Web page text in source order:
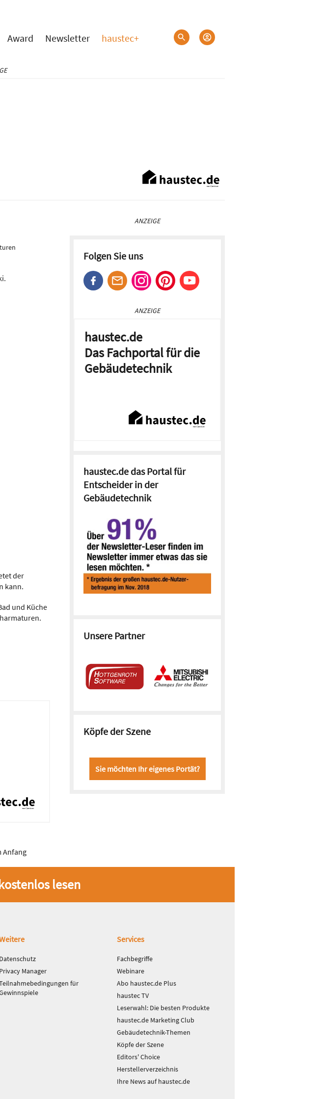
Award Newsletter haustec+
der
kann.
und Küche
ANZEIGE
Folgen Sie uns
ANZEIGE
haustec.de
Das Fachportal für die
Gebäudetechnik
haustec.de das Portal für
Entscheider in der
Gebäudetechnik
Unsere Partner
Köpfe der Szene
Sie möchten Ihr eigenes Portät?
Anfang
lesen
Datenschutz
Privacy Manager
für
Services
Fachbegriffe
Webinare
Abo haustec.de Plus
haustec TV
Leserwahl: Die besten Produkte
haustec.de Marketing Club
Gebäudetechnik-Themen
Köpfe der Szene
Editors' Choice
Herstellerverzeichnis
Ihre News auf haustec.de